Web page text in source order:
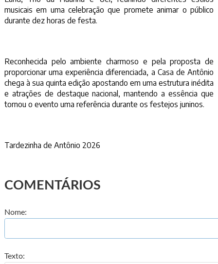
musicais em uma celebração que promete animar o público
durante dez horas de festa.
Reconhecida pelo ambiente charmoso e pela proposta de
proporcionar uma experiência diferenciada, a Casa de Antônio
chega à sua quinta edição apostando em uma estrutura inédita
e atrações de destaque nacional, mantendo a essência que
tornou o evento uma referência durante os festejos juninos.
Tardezinha de Antônio 2026
COMENTÁRIOS
Nome:
Texto: